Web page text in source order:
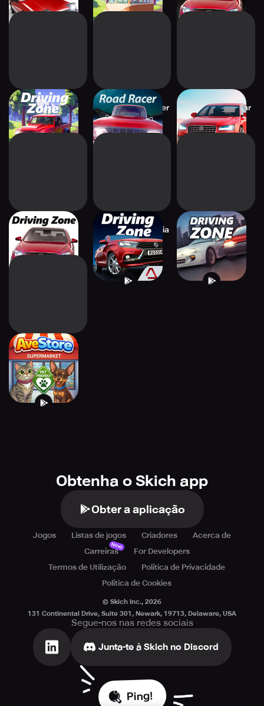
Driving Zone:
Offroad
Russian Road Racer
Driving Zone 2: Car
simulator
Driving Zone:
Germany
Driving Zone: Russia Driving Zone
AveStore
Supermarket
Simulator
Obtenha o Skich app
Obter a aplicação
Jogos Listas de jogos Criadores
Acerca de
Carreiras
Novo
For Developers
Termos de Utilização
Política de Privacidade
Política de Cookies
© Skich Inc., 2026
131 Continental Drive, Suite 301, Newark, 19713, Delaware, USA
Segue-nos nas redes sociais
Junta-te à Skich no Discord
Ping!